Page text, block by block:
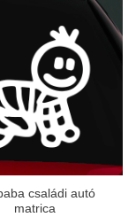
családi autó
matrica